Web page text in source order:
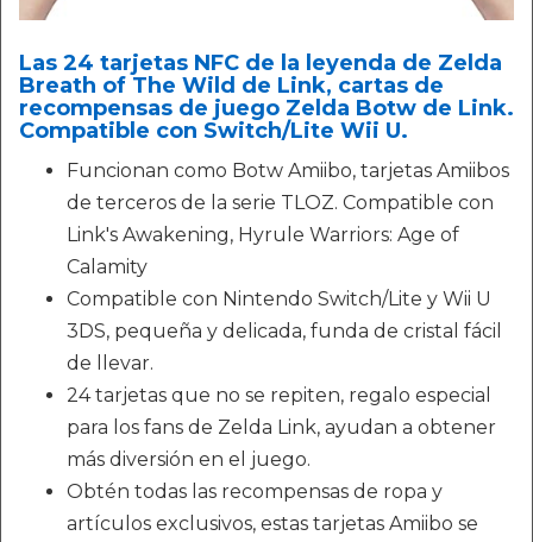
Las 24 tarjetas NFC de la leyenda de Zelda
Breath of The Wild de Link, cartas de
recompensas de juego Zelda Botw de Link.
Compatible con Switch/Lite Wii U.
Funcionan como Botw Amiibo, tarjetas Amiibos
de terceros de la serie TLOZ. Compatible con
Link's Awakening, Hyrule Warriors: Age of
Calamity
Compatible con Nintendo Switch/Lite y Wii U
3DS, pequeña y delicada, funda de cristal fácil
de llevar.
24 tarjetas que no se repiten, regalo especial
para los fans de Zelda Link, ayudan a obtener
más diversión en el juego.
Obtén todas las recompensas de ropa y
artículos exclusivos, estas tarjetas Amiibo se